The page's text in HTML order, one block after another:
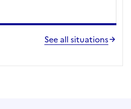
See all situations